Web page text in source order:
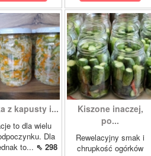
z kapusty i...
to dla wielu
Dla
to... ⇖ 298
Kiszone inaczej,
po...
Rewelacyjny smak i
chrupkość ogórków